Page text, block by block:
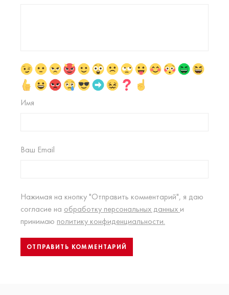
Имя
Ваш Email
Нажимая на кнопку "Отправить комментарий", я даю
согласие на обработку персональных данных и
принимаю политику конфиденциальности.